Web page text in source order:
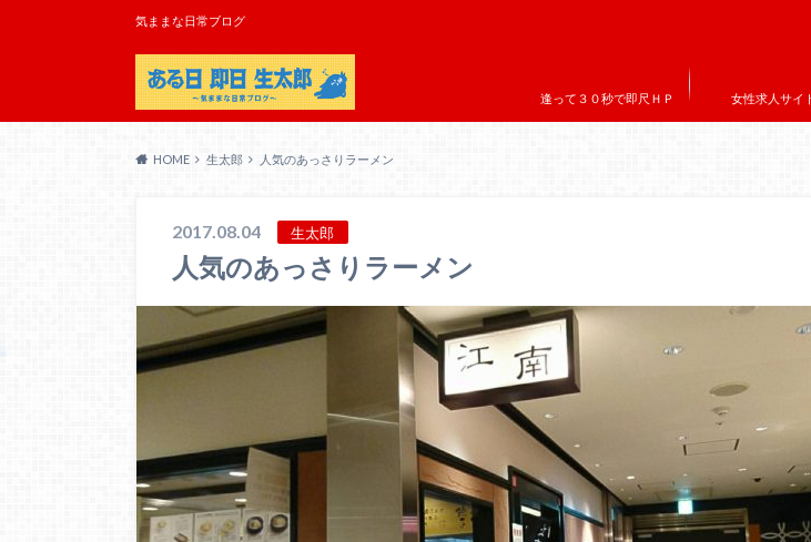
気ままな日常ブログ
逢って３０秒で即尺ＨＰ 女性求人サイ
HOME 生太郎 人気のあっさりラーメン
2017.08.04 生太郎
人気のあっさりラーメン